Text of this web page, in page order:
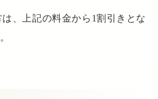
、上記の料金から1割引きとな